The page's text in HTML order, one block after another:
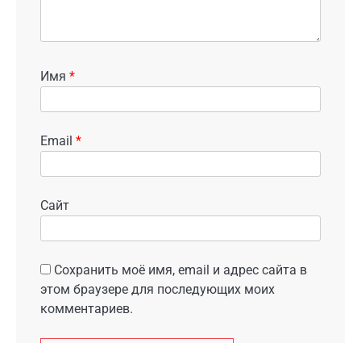
Имя *
Email *
Сайт
Сохранить моё имя, email и адрес сайта в
этом браузере для последующих моих
комментариев.